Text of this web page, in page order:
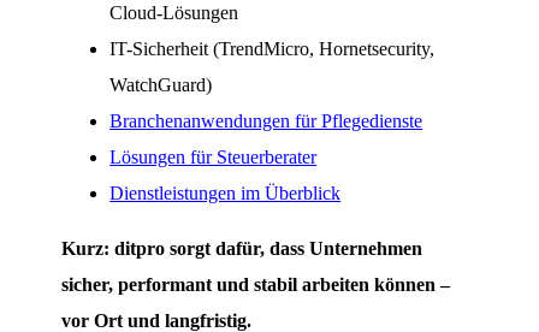
Cloud-Lösungen
IT-Sicherheit (TrendMicro, Hornetsecurity,
WatchGuard)
Branchenanwendungen für Pflegedienste
Lösungen für Steuerberater
Dienstleistungen im Überblick
Kurz: ditpro sorgt dafür, dass Unternehmen
sicher, performant und stabil arbeiten können –
vor Ort und langfristig.